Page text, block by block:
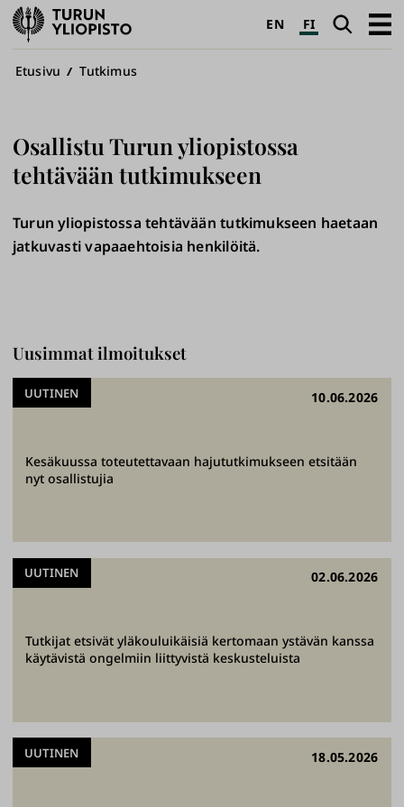
Turun
yliopisto
EN FI Haku
Avaa
Murupolku
Etusivu Tutkimus
Osallistu Turun yliopistossa
tehtävään tutkimukseen
Turun yliopistossa tehtävään tutkimukseen haetaan
jatkuvasti vapaaehtoisia henkilöitä.
Uusimmat ilmoitukset
Kesäkuussa toteutettavaan hajututkimukseen etsitään
nyt osallistujia
UUTINEN 10.06.2026
Tutkijat etsivät yläkouluikäisiä kertomaan ystävän kanssa
käytävistä ongelmiin liittyvistä keskusteluista
UUTINEN 02.06.2026
UUTINEN 18.05.2026